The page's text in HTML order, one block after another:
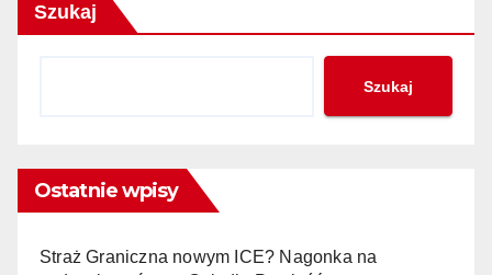
Szukaj
Szukaj
Ostatnie wpisy
Straż Graniczna nowym ICE? Nagonka na